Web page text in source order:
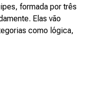
formada por três
Elas vão
como lógica,